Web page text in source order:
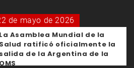
de mayo de 2026
La Asamblea Mundial de la
Salud ratificó oficialmente la
salida de la Argentina de la